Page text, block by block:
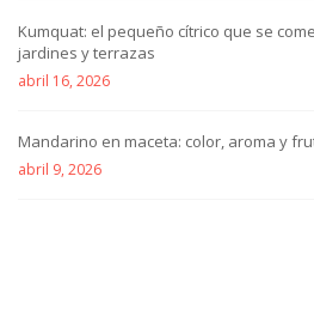
Kumquat: el pequeño cítrico que se
jardines y terrazas
abril 16, 2026
Mandarino en maceta: color, aroma y
abril 9, 2026